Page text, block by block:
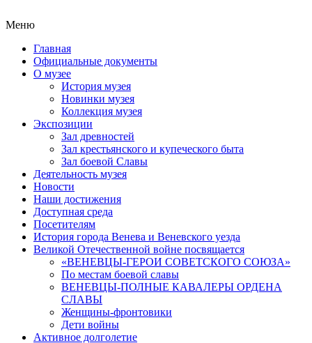
Меню
Главная
Официальные документы
О музее
История музея
Новинки музея
Коллекция музея
Экспозиции
Зал древностей
Зал крестьянского и купеческого быта
Зал боевой Славы
Деятельность музея
Новости
Наши достижения
Доступная среда
Посетителям
История города Венева и Веневского уезда
Великой Отечественной войне посвящается
«ВЕНЕВЦЫ-ГЕРОИ СОВЕТСКОГО СОЮЗА»
По местам боевой славы
ВЕНЕВЦЫ-ПОЛНЫЕ КАВАЛЕРЫ ОРДЕНА
СЛАВЫ
Женщины-фронтовики
Дети войны
Активное долголетие